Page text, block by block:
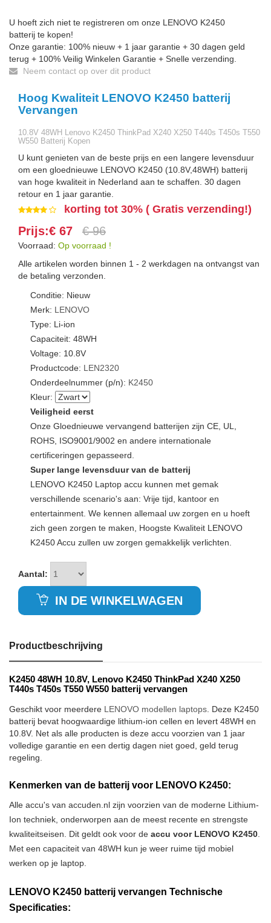
U hoeft zich niet te registreren om onze LENOVO K2450
batterij te kopen!
Onze garantie: 100% nieuw + 1 jaar garantie + 30 dagen geld
terug + 100% Veilig Winkelen Garantie + Snelle verzending.
Neem contact op over dit product
Hoog Kwaliteit LENOVO K2450 batterij
Vervangen
10.8V 48WH Lenovo K2450 ThinkPad X240 X250 T440s T450s T550
W550 Batterij Kopen
U kunt genieten van de beste prijs en een langere levensduur
om een gloednieuwe LENOVO K2450 (10.8V,48WH) batterij
van hoge kwaliteit in Nederland aan te schaffen. 30 dagen
retour en 1 jaar garantie.
korting tot 30% ( Gratis verzending!)
Prijs:€ 67 € 96
Voorraad: Op voorraad !
Alle artikelen worden binnen 1 - 2 werkdagen na ontvangst van
de betaling verzonden.
Conditie: Nieuw
Merk: LENOVO
Type: Li-ion
Capaciteit: 48WH
Voltage: 10.8V
Productcode: LEN2320
Onderdeelnummer (p/n): K2450
Kleur:
Veiligheid eerst
Onze Gloednieuwe vervangend batterijen zijn CE, UL,
ROHS, ISO9001/9002 en andere internationale
certificeringen gepasseerd.
Super lange levensduur van de batterij
LENOVO K2450 Laptop accu kunnen met gemak
verschillende scenario's aan: Vrije tijd, kantoor en
entertainment. We kennen allemaal uw zorgen en u hoeft
zich geen zorgen te maken, Hoogste Kwaliteit LENOVO
K2450 Accu zullen uw zorgen gemakkelijk verlichten.
Aantal:
IN DE WINKELWAGEN
Productbeschrijving
K2450 48WH 10.8V, Lenovo K2450 ThinkPad X240 X250
T440s T450s T550 W550 batterij vervangen
Geschikt voor meerdere LENOVO modellen laptops . Deze K2450
batterij bevat hoogwaardige lithium-ion cellen en levert 48WH en
10.8V. Net als alle producten is deze accu voorzien van 1 jaar
volledige garantie en een dertig dagen niet goed, geld terug
regeling.
Kenmerken van de batterij voor LENOVO K2450:
Alle accu's van accuden.nl zijn voorzien van de moderne Lithium-
Ion techniek, onderworpen aan de meest recente en strengste
kwaliteitseisen. Dit geldt ook voor de accu voor LENOVO K2450
Met een capaciteit van 48WH kun je weer ruime tijd mobiel
werken op je laptop.
LENOVO K2450 batterij vervangen Technische
Specificaties: